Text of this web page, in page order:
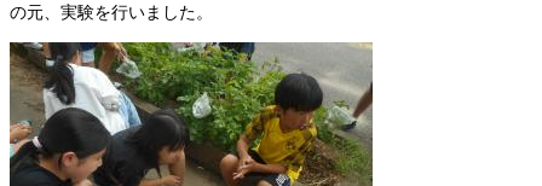
の元、実験を行いました。